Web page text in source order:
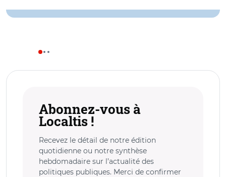
Abonnez-vous à
Localtis !
Recevez le détail de notre édition
quotidienne ou notre synthèse
hebdomadaire sur l’actualité des
politiques publiques. Merci de confirmer